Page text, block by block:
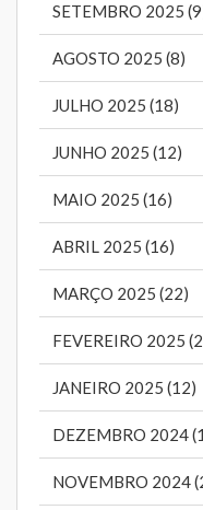
SETEMBRO 2025
AGOSTO 2025 (8)
JULHO 2025 (18)
JUNHO 2025 (12)
MAIO 2025 (16)
ABRIL 2025 (16)
MARÇO 2025 (22)
FEVEREIRO 2025
JANEIRO 2025 (12)
DEZEMBRO 2024
NOVEMBRO 2024